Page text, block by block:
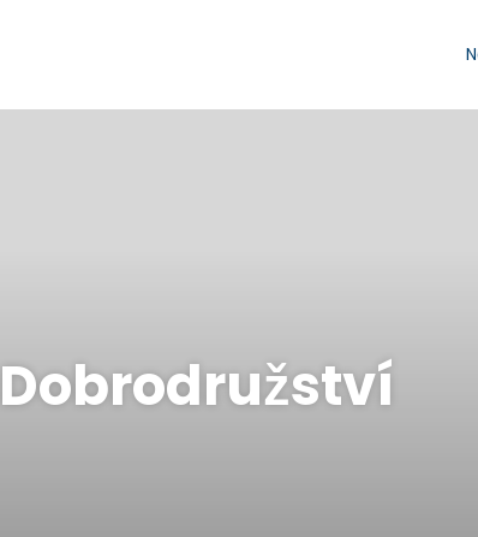
Dobrodružství